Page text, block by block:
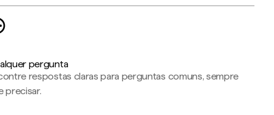
pergunta
respostas claras para perguntas comuns, sempre
precisar.